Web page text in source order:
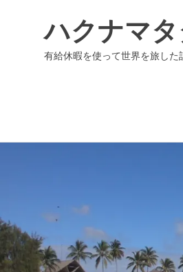
ツ
へ
キ
ハクナマ
有給休暇を使って世界を旅した